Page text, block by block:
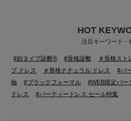
HOT
注目キーワード・
#顔タイプ診断® #骨格診断 ＃骨格スト
ブ ドレス
＃骨格ナチュラル ドレス #パ
袖
#ブラックフォーマル #WEB限定パー
ドレス
#パーティードレス セール特集